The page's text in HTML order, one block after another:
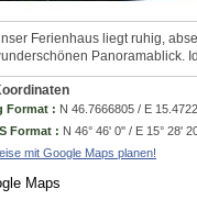
Ferienhaus liegt ruhig,
Panoramablick.
Format : N 46.7666805 / E
Format : N 46° 46' 0'' / E 15° 28'
mit Google Maps planen!